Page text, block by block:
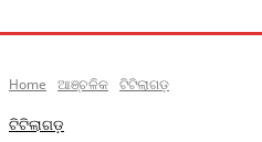
Home ଆଞ୍ଚଳିକ ଟିଟିଲାଗଡ଼
ଟିଟିଲାଗଡ଼